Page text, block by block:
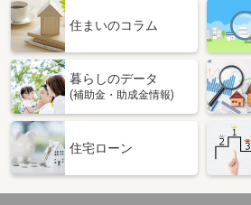
価 格
3.90万円
和歌山県和歌
専有面積 23.18m²
間取り
和歌山県和歌山市小雑賀
住 所
和歌山県和歌
専有面積 53.57m²
住まいのコラム
暮らしのデータ
(補助金・助成金情報)
住宅ローン